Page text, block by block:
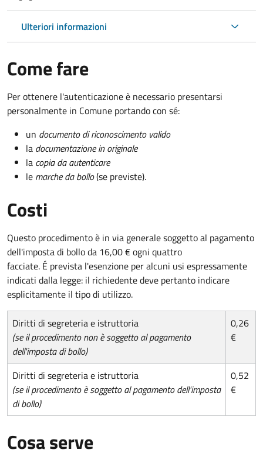
Ulteriori informazioni
Come fare
Per ottenere l'autenticazione è necessario presentarsi
personalmente in Comune portando con sé:
un documento di riconoscimento valido
la documentazione in originale
la copia da autenticare
le marche da bollo(se previste).
Costi
Questo procedimento è in via generale soggetto al pagamento
dell'imposta di bollo da 16,00 € ogni quattro
facciate. É prevista l'esenzione per alcuni usi espressamente
indicati dalla legge: il richiedente deve pertanto indicare
esplicitamente il tipo di utilizzo.
Diritti di segreteria e istruttoria
(se il procedimento non è soggetto al pagamento
dell'imposta di bollo)
0,26
€
Diritti di segreteria e istruttoria
(se il procedimento è soggetto al pagamento dell'imposta
di bollo)
0,52
€
Cosa serve